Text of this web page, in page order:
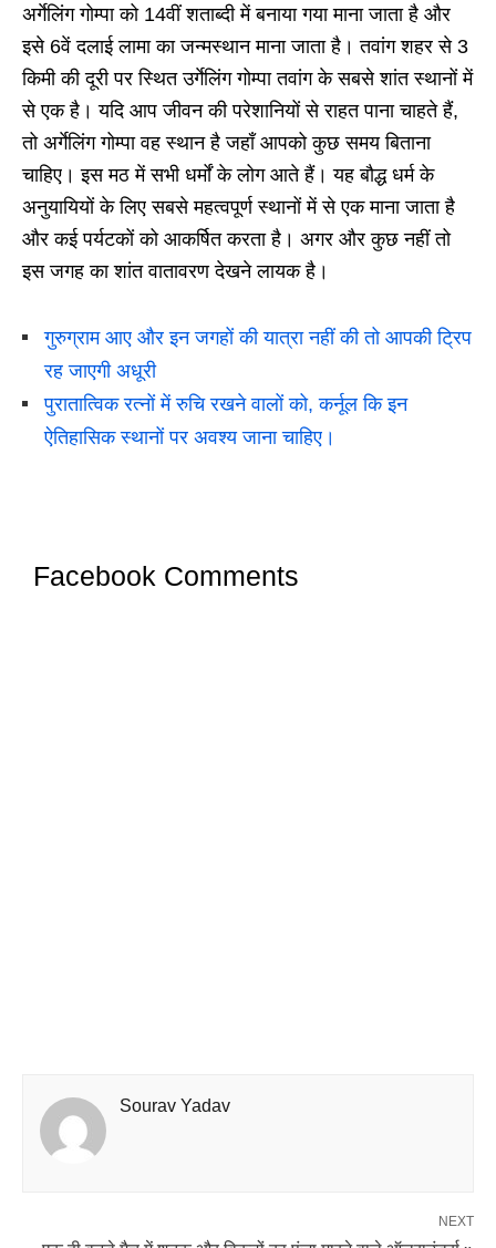
अर्गेलिंग गोम्पा को 14वीं शताब्दी में बनाया गया माना जाता है और
इसे 6वें दलाई लामा का जन्मस्थान माना जाता है। तवांग शहर से 3
किमी की दूरी पर स्थित उर्गेलिंग गोम्पा तवांग के सबसे शांत स्थानों में
से एक है। यदि आप जीवन की परेशानियों से राहत पाना चाहते हैं,
तो अर्गेलिंग गोम्पा वह स्थान है जहाँ आपको कुछ समय बिताना
चाहिए। इस मठ में सभी धर्मों के लोग आते हैं। यह बौद्ध धर्म के
अनुयायियों के लिए सबसे महत्वपूर्ण स्थानों में से एक माना जाता है
और कई पर्यटकों को आकर्षित करता है। अगर और कुछ नहीं तो
इस जगह का शांत वातावरण देखने लायक है।
गुरुग्राम आए और इन जगहों की यात्रा नहीं की तो आपकी ट्रिप
रह जाएगी अधूरी
पुरातात्विक रत्नों में रुचि रखने वालों को, कर्नूल कि इन
ऐतिहासिक स्थानों पर अवश्य जाना चाहिए।
Facebook Comments
Sourav Yadav
NEXT